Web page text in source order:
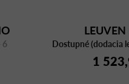
6
Dostupné (dodacia
1